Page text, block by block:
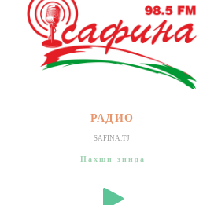
РАДИО
SAFINA.TJ
Пахши зинда